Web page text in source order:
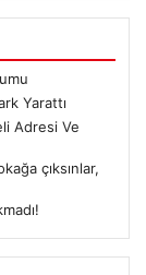
Yarattı
Adresi Ve
çıksınlar,